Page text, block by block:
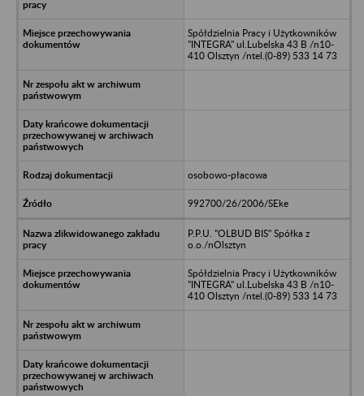
Spółdzielnia Pracy i Użytkowników
"INTEGRA" ul.Lubelska 43 B /n10-
410 Olsztyn /ntel.(0-89) 533 14 73
osobowo-płacowa
992700/26/2006/SEke
P.P.U. "OLBUD BIS" Spółka z
o.o./nOlsztyn
Spółdzielnia Pracy i Użytkowników
"INTEGRA" ul.Lubelska 43 B /n10-
410 Olsztyn /ntel.(0-89) 533 14 73